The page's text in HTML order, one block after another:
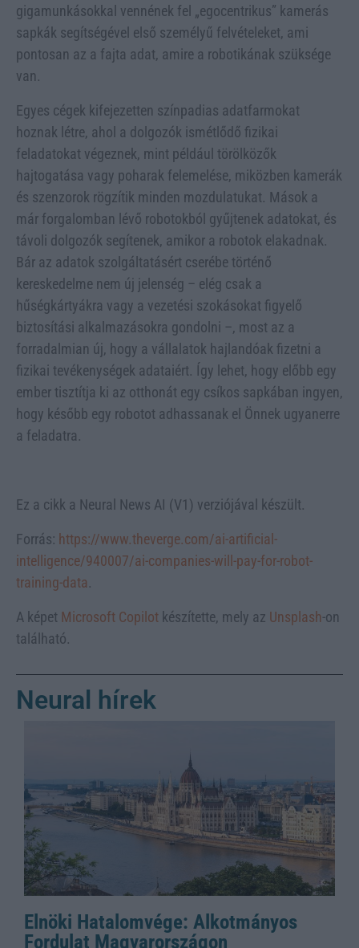
gigamunkásokkal vennének fel „egocentrikus” kamerás
sapkák segítségével első személyű felvételeket, ami
pontosan az a fajta adat, amire a robotikának szüksége
van.
Egyes cégek kifejezetten színpadias adatfarmokat
hoznak létre, ahol a dolgozók ismétlődő fizikai
feladatokat végeznek, mint például törölközők
hajtogatása vagy poharak felemelése, miközben kamerák
és szenzorok rögzítik minden mozdulatukat. Mások a
már forgalomban lévő robotokból gyűjtenek adatokat, és
távoli dolgozók segítenek, amikor a robotok elakadnak.
Bár az adatok szolgáltatásért cserébe történő
kereskedelme nem új jelenség – elég csak a
hűségkártyákra vagy a vezetési szokásokat figyelő
biztosítási alkalmazásokra gondolni –, most az a
forradalmian új, hogy a vállalatok hajlandóak fizetni a
fizikai tevékenységek adataiért. Így lehet, hogy előbb egy
ember tisztítja ki az otthonát egy csíkos sapkában ingyen,
hogy később egy robotot adhassanak el Önnek ugyanerre
a feladatra.
Ez a cikk a Neural News AI (V1) verziójával készült.
Forrás: https://www.theverge.com/ai-artificial-
intelligence/940007/ai-companies-will-pay-for-robot-
training-data.
A képet Microsoft Copilot készítette, mely az Unsplash-on
található.
Neural hírek
Elnöki Hatalomvége: Alkotmányos
Fordulat Magyarországon